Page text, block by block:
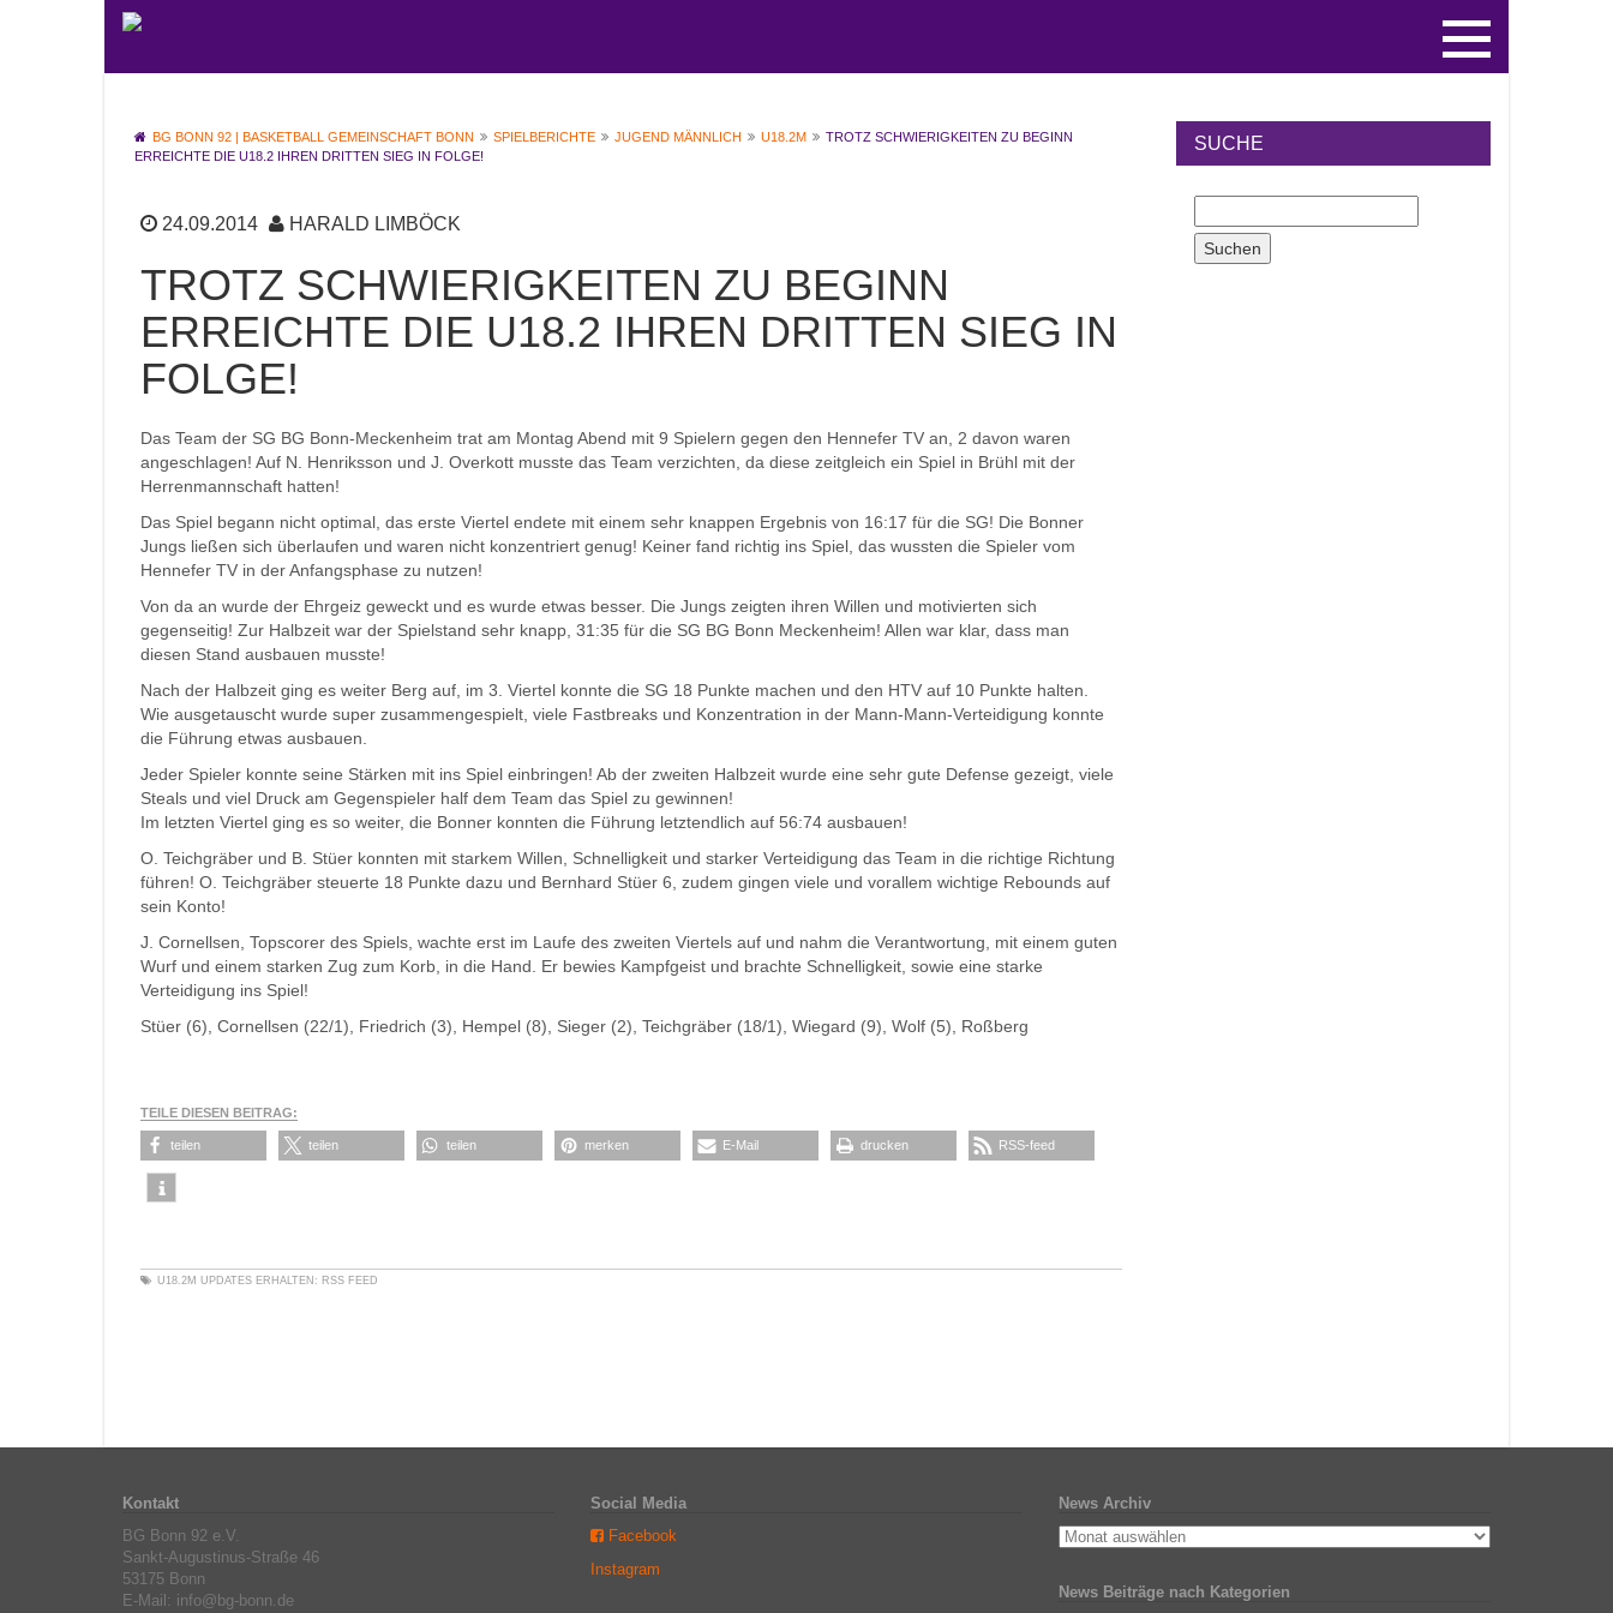
BG BONN 92 | BASKETBALL GEMEINSCHAFT BONN SPIELBERICHTE JUGEND MÄNNLICH U18.2M
TROTZ SCHWIERIGKEITEN ZU BEGINN
ERREICHTE DIE U18.2 IHREN DRITTEN SIEG IN FOLGE!
24.09.2014 HARALD LIMBÖCK
TROTZ SCHWIERIGKEITEN ZU BEGINN
ERREICHTE DIE U18.2 IHREN DRITTEN SIEG IN
FOLGE!
Das Team der SG BG Bonn-Meckenheim trat am Montag Abend mit 9 Spielern gegen den Hennefer TV an, 2 davon waren
angeschlagen! Auf N. Henriksson und J. Overkott musste das Team verzichten, da diese zeitgleich ein Spiel in Brühl mit der
Herrenmannschaft hatten!
Das Spiel begann nicht optimal, das erste Viertel endete mit einem sehr knappen Ergebnis von 16:17 für die SG! Die Bonner
Jungs ließen sich überlaufen und waren nicht konzentriert genug! Keiner fand richtig ins Spiel, das wussten die Spieler vom
Hennefer TV in der Anfangsphase zu nutzen!
Von da an wurde der Ehrgeiz geweckt und es wurde etwas besser. Die Jungs zeigten ihren Willen und motivierten sich
gegenseitig! Zur Halbzeit war der Spielstand sehr knapp, 31:35 für die SG BG Bonn Meckenheim! Allen war klar, dass man
diesen Stand ausbauen musste!
Nach der Halbzeit ging es weiter Berg auf, im 3. Viertel konnte die SG 18 Punkte machen und den HTV auf 10 Punkte halten.
Wie ausgetauscht wurde super zusammengespielt, viele Fastbreaks und Konzentration in der Mann-Mann-Verteidigung konnte
die Führung etwas ausbauen.
Jeder Spieler konnte seine Stärken mit ins Spiel einbringen! Ab der zweiten Halbzeit wurde eine sehr gute Defense gezeigt, viele
Steals und viel Druck am Gegenspieler half dem Team das Spiel zu gewinnen!
Im letzten Viertel ging es so weiter, die Bonner konnten die Führung letztendlich auf 56:74 ausbauen!
O. Teichgräber und B. Stüer konnten mit starkem Willen, Schnelligkeit und starker Verteidigung das Team in die richtige Richtung
führen! O. Teichgräber steuerte 18 Punkte dazu und Bernhard Stüer 6, zudem gingen viele und vorallem wichtige Rebounds auf
sein Konto!
J. Cornellsen, Topscorer des Spiels, wachte erst im Laufe des zweiten Viertels auf und nahm die Verantwortung, mit einem guten
Wurf und einem starken Zug zum Korb, in die Hand. Er bewies Kampfgeist und brachte Schnelligkeit, sowie eine starke
Verteidigung ins Spiel!
Stüer (6), Cornellsen (22/1), Friedrich (3), Hempel (8), Sieger (2), Teichgräber (18/1), Wiegard (9), Wolf (5), Roßberg
TEILE DIESEN BEITRAG:
teilen teilen teilen merken E-Mail drucken RSS-feed
U18.2M UPDATES ERHALTEN: RSS FEED
SUCHE
Kontakt
BG Bonn 92 e.V.
Sankt-Augustinus-Straße 46
53175 Bonn
E-Mail: info@bg-bonn.de
Social Media
Facebook
Instagram
News Archiv
News Beiträge nach Kategorien